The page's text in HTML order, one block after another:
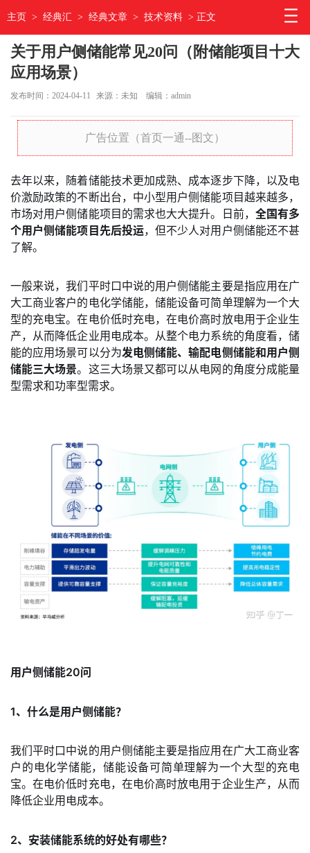
主页 > 经典汇 > 经典文章 > 技术资料 > 正文
关于用户侧储能常见20问（附储能项目十大
应用场景）
发布时间：2024-04-11 来源：未知 编辑：admin
广告位置（首页一通--图文）
去年以来，随着储能技术更加成熟、成本逐步下降，以及电
价激励政策的不断出台，中小型用户侧储能项目越来越多，
市场对用户侧储能项目的需求也大大提升。日前， 全国有多
个用户侧储能项目先后投运，但不少人对用户侧储能还不甚
了解。
一般来说，我们平时口中说的用户侧储能主要是指应用在广
大工商业客户的电化学储能，储能设备可简单理解为一个大
型的充电宝。在电价低时充电，在电价高时放电用于企业生
产，从而降低企业用电成本。从整个电力系统的角度看，储
能的应用场景可以分为发电侧储能、输配电侧储能和用户侧
储能三大场景。这三大场景又都可以从电网的角度分成能量
型需求和功率型需求。
用户侧储能20问
1、什么是用户侧储能？
我们平时口中说的用户侧储能主要是指应用在广大工商业客
户的电化学储能，储能设备可简单理解为一个大型的充电
宝。在电价低时充电，在电价高时放电用于企业生产，从而
降低企业用电成本。
2、安装储能系统的好处有哪些？